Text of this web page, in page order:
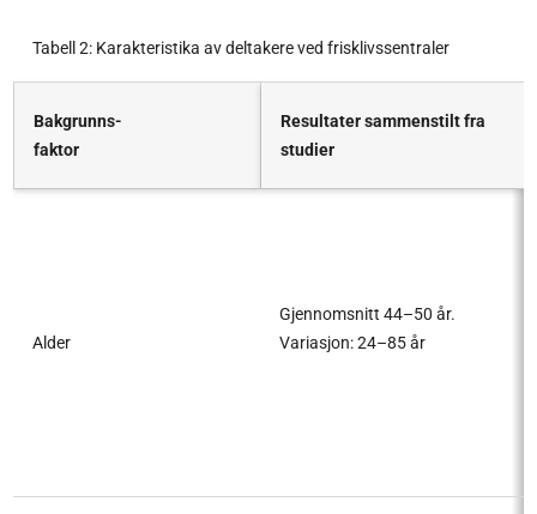
Tabell 2: Karakteristika av deltakere ved frisklivssentraler
Bakgrunns-
faktor
Resultater sammenstilt fra
studier
Alder
Gjennomsnitt 44–50 år.
Variasjon: 24–85 år